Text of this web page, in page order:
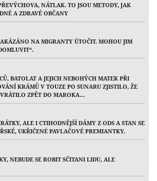
NÁTLAK. TO JSOU METODY, JAK
A ZDRAVÉ OBČANY
NA MIGRANTY ÚTOČIT. MOHOU JIM
BATOLAT A JEJICH NEBOHÝCH MATEK PŘI
KRÁMŮ V TOUZE PO SUNARU ZJISTILO, ŽE
ZPĚT DO MAROKA…
ALE I CTIHODNĚJŠÍ DÁMY Z ODS A STAN SE
UKŘIČENÉ PAVLAČOVÉ PREMIANTKY.
NEBUDE SE ROBIT SČITANI LIDU, ALE